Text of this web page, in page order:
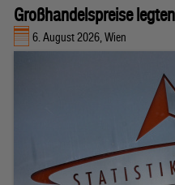
Großhandelspreise
6. August 2026, Wien